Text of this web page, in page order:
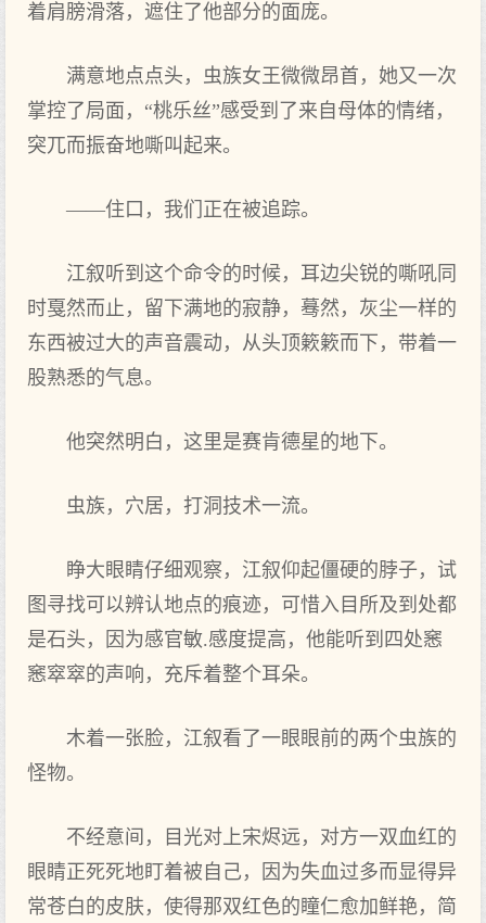
着肩膀滑落，遮住了他部分的面庞。
满意地点点头，虫族女王微微昂首，她又一次
掌控了局面，“桃乐丝”感受到了来自母体的情绪，
突兀而振奋地嘶叫起来。
——住口，我们正在被追踪。
江叙听到这个命令的时候，耳边尖锐的嘶吼同
时戛然而止，留下满地的寂静，蓦然，灰尘一样的
东西被过大的声音震动，从头顶簌簌而下，带着一
股熟悉的气息。
他突然明白，这里是赛肯德星的地下。
虫族，穴居，打洞技术一流。
睁大眼睛仔细观察，江叙仰起僵硬的脖子，试
图寻找可以辨认地点的痕迹，可惜入目所及到处都
是石头，因为感官敏.感度提高，他能听到四处窸
窸窣窣的声响，充斥着整个耳朵。
木着一张脸，江叙看了一眼眼前的两个虫族的
怪物。
不经意间，目光对上宋烬远，对方一双血红的
眼睛正死死地盯着被自己，因为失血过多而显得异
常苍白的皮肤，使得那双红色的瞳仁愈加鲜艳，简